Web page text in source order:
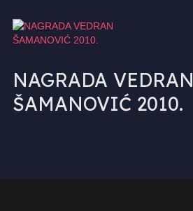
NAGRADA VEDRAN
ŠAMANOVIĆ 2010.